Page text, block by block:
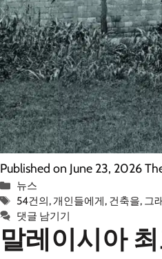
Published on June 23, 2026
카
테
고
리
뉴스
태
그
54건의, 개인들에게, 건축을, 그
댓글 남기기
말레이시아